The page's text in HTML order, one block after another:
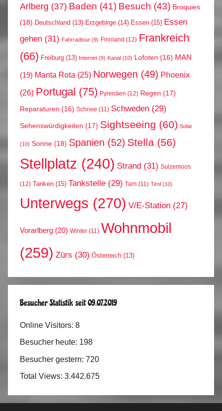
Arlberg (37) Baden (41) Besuch (43) Broquies
(18) Deutschland (13) Erzgebirge (14) Essen (15) Essen
gehen (31) Fahrradtour (9) Finnland (12) Frankreich
(66) Freiburg (13) Internet (9) Kanal (10) Lofoten (16) MAN
(19) Manta Rota (25) Norwegen (49) Phoenix
(26) Portugal (75) Pyrenäen (12) Regen (17)
Reparaturen (16) Schnee (11) Schweden (29)
Sehenswürdigkeiten (17) Sightseeing (60) Solar
(10) Sonne (18) Spanien (52) Stella (56)
Stellplatz (240) Strand (31) Sulzemoos
(12) Tanken (15) Tankstelle (29) Tarn (11) Tirol (10)
Unterwegs (270) V/E-Station (27)
Vorarlberg (20) Winter (11) Wohnmobil
(259) Zürs (30) Österreich (13)
Besucher Statistik seit 09.07.2019
Online Visitors: 8
Besucher heute: 198
Besucher gestern: 720
Total Views: 3.442.675